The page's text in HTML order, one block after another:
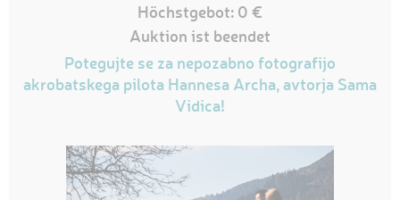
Höchstgebot: 0 €
Auktion ist beendet
Potegujte se za nepozabno fotografijo
akrobatskega pilota Hannesa Archa, avtorja Sama
Vidica!